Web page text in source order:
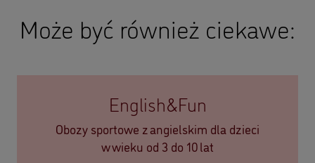
Może być również ciekawe:
English&Fun
Obozy sportowe z angielskim dla dzieci
w wieku od 3 do 10 lat